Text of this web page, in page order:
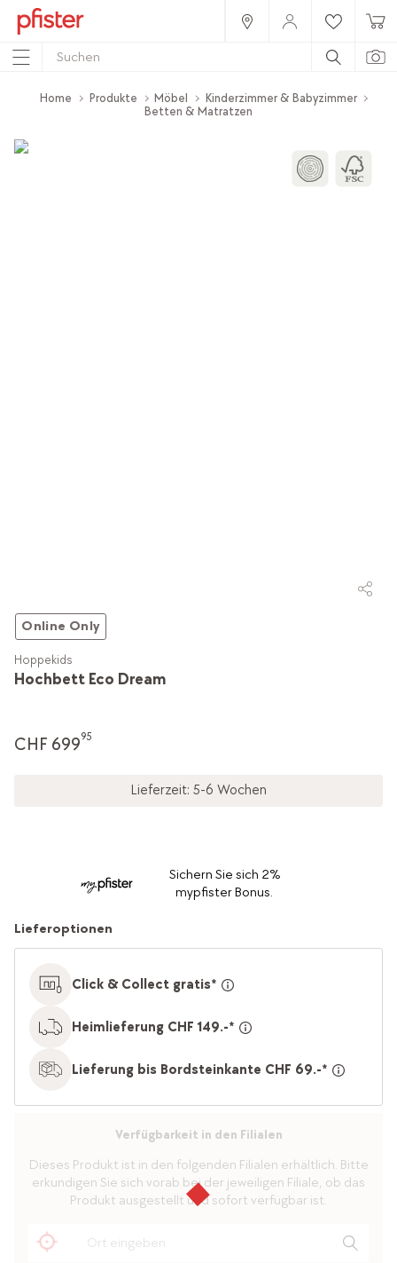
Home Produkte Möbel
Kinderzimmer & Babyzimmer
Betten & Matratzen
Online Only
Hochbett Eco Dream
Hoppekids
CHF 69995
Lieferzeit: 5-6 Wochen
Sichern Sie sich 2%
mypfister Bonus.
Lieferoptionen
Click & Collect gratis*
Heimlieferung CHF 149.-*
Lieferung bis Bordsteinkante CHF 69.-*
Verfügbarkeit in den Filialen
Dieses Produkt ist in den folgenden Filialen erhältlich. Bitte
erkundigen Sie sich vorab bei der jeweiligen Filiale, ob das
Produkt ausgestellt und sofort verfügbar ist.